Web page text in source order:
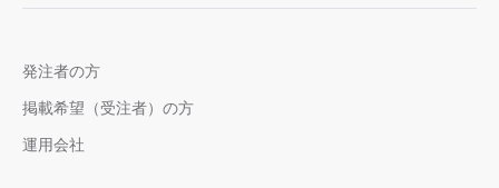
発注者の方
掲載希望（受注者）の方
運用会社